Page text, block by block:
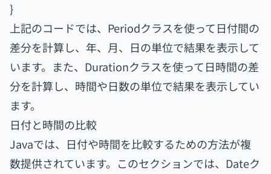
}
上記のコードでは、Periodクラスを使って日付間の
差分を計算し、年、月、日の単位で結果を表示して
います。また、Durationクラスを使って日時間の差
分を計算し、時間や日数の単位で結果を表示してい
ます。
日付と時間の比較
Javaでは、日付や時間を比較するための方法が複
数提供されています。このセクションでは、Dateク